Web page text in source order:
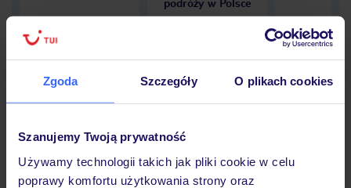
Zgoda Szczegóły O plikach cookies
Szanujemy Twoją prywatność
Używamy technologii takich jak pliki cookie w celu
poprawy komfortu użytkowania strony oraz
Hotel
Opinie